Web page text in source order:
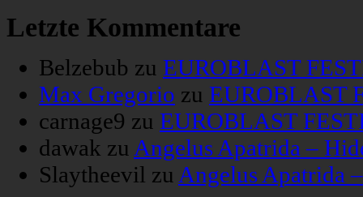
Letzte Kommentare
Belzebub zu EUROBLAST
Max Gregorio zu EUROBLAST
carnage9 zu EUROBLAST
dawak zu Angelus Apatrida –
Slaytheevil zu Angelus Apatrida